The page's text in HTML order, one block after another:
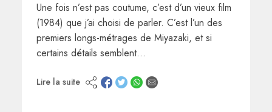
Une fois n’est pas coutume, c’est d’un vieux film
(1984) que j’ai choisi de parler. C’est l’un des
premiers longs-métrages de Miyazaki, et si
certains détails semblent…
Lire la suite